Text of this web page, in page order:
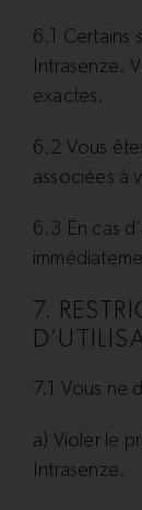
6.1 Certains
Intrasenze.
exactes.
6.2 Vous
associées à
6.3 En cas
7.
7.1 Vous ne
a) Violer le
Intrasenze.